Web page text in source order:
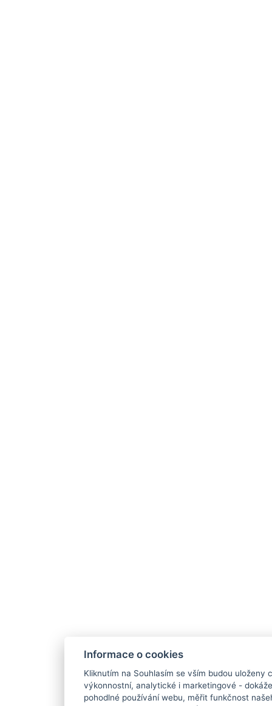
Informace o cookies
Kliknutím na Souhlasím se vším budou uloženy
výkonnostní, analytické i marketingové -
pohodlné používání webu, měřit funkčnost